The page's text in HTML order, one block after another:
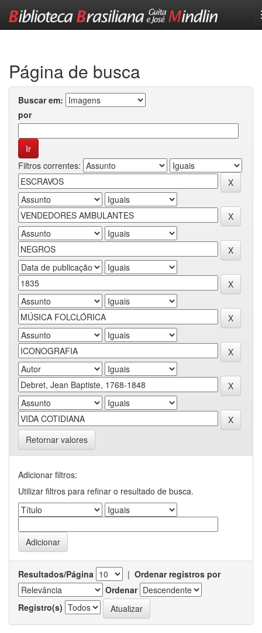
Página de busca
Buscar em:
por
Filtros correntes:
Retornar valores
Adicionar filtros:
Utilizar filtros para refinar o resultado de busca.
Resultados/Página | Ordenar registros por
Ordenar
Registro(s)